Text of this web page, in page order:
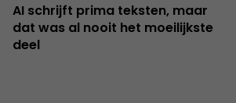
AI schrijft prima teksten, maar
dat was al nooit het moeilijkste
deel